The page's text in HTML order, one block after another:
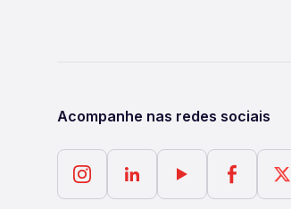
Acompanhe nas redes sociais